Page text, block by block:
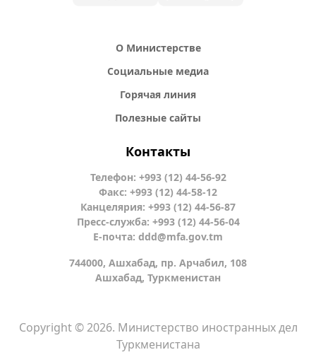
О Министерстве
Социальные медиа
Горячая линия
Полезные сайты
Контакты
Телефон: +993 (12) 44-56-92
Факс: +993 (12) 44-58-12
Канцелярия: +993 (12) 44-56-87
Пресс-служба: +993 (12) 44-56-04
Е-почта: ddd@mfa.gov.tm
744000, Ашхабад, пр. Арчабил, 108
Ашхабад, Туркменистан
Copyright © 2026. Министерство иностранных дел
Туркменистана